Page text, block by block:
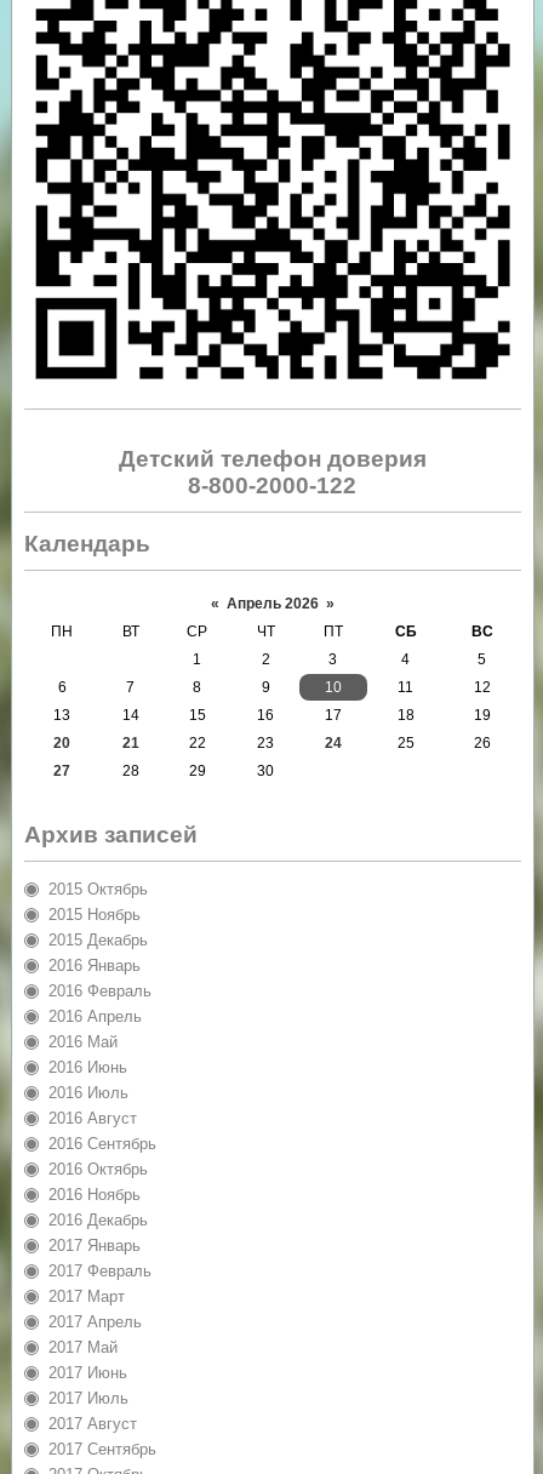
Детский телефон доверия
8-800-2000-122
Календарь
« Апрель 2026 »
ПН
ВТ СР ЧТ ПТ СБ
ВС
1
2 3 4
5
6
7 8 9 10 11
12
13
14 15 16 17 18
19
20
21 22 23 24 25
26
27
28 29 30
Архив записей
2015 Октябрь
2015 Ноябрь
2015 Декабрь
2016 Январь
2016 Февраль
2016 Апрель
2016 Май
2016 Июнь
2016 Июль
2016 Август
2016 Сентябрь
2016 Октябрь
2016 Ноябрь
2016 Декабрь
2017 Январь
2017 Февраль
2017 Март
2017 Апрель
2017 Май
2017 Июнь
2017 Июль
2017 Август
2017 Сентябрь